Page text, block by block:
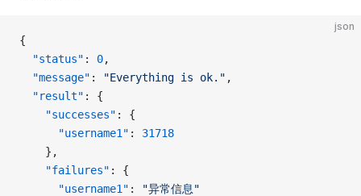
json
{
  "status"
: 0,
  "message"
: "Everything is ok." ,
  "result"
: {
    "successes"
: {
      "username1"
: 31718
    },
    "failures"
: {
      "username1"
:
"异常信息"